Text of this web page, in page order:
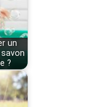
un
?